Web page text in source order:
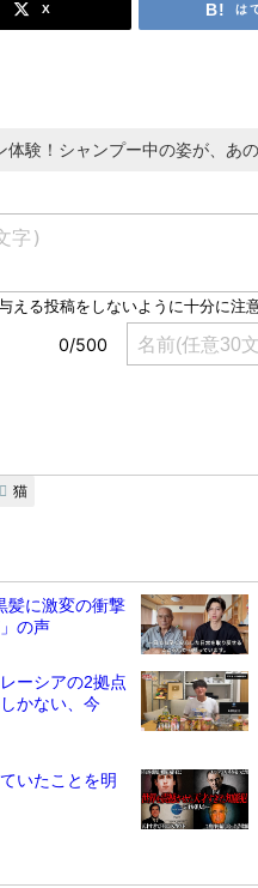
X は
体験！シャンプー中の姿が、あ
猫
髪に激変の衝撃
の声
ーシアの2拠点
かない、今
いたことを明